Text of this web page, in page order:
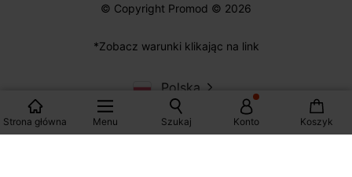
Strona główna Menu Szukaj Konto Koszyk
© Copyright Promod © 2026
*Zobacz warunki klikając na link
Polska